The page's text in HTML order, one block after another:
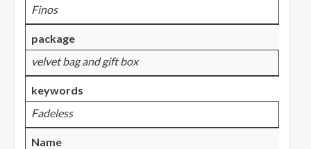
Finos
package
velvet bag and gift box
keywords
Fadeless
Name